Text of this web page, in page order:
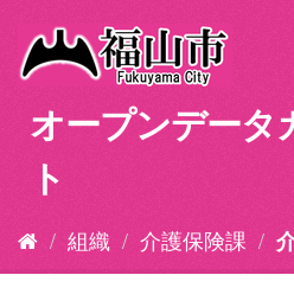
オープンデータ
ト
組織 介護保険課